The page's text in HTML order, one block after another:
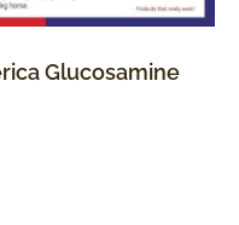
Glucosamine